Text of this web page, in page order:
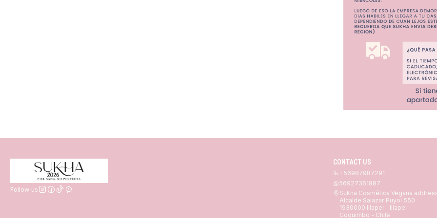
Follow us
CONTACT US
+56987987291
56927361887
Sukha Cosmética Vegana
Alcalde Salazar Puyol 550
1930000 Illapel - Illapel
Coquimbo - Chile